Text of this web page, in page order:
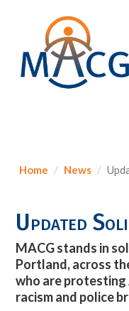
Home News
Updated
MACG stands in
Portland, across
who are protesting
racism and police